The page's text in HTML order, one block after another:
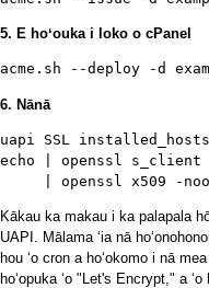
5. E hoʻouka i loko o cPanel
6. Nānā
uapi SSL installed_hosts
echo | openssl s_client -
Kākau ka makau i ka palapala
UAPI. Mālama ʻia nā
hou ʻo cron a hoʻokomo i nā
hoʻopuka ʻo "Let's Encrypt," a